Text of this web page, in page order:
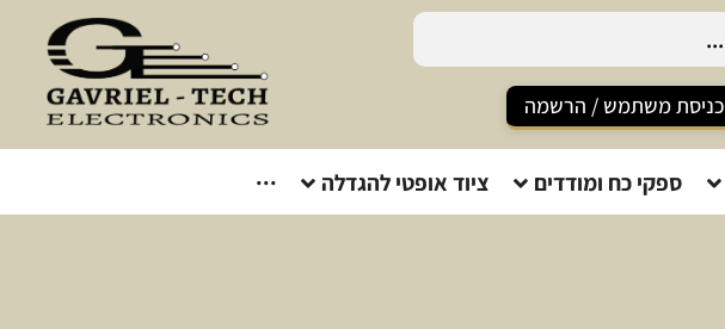
כניסת משתמש / הרשמה
ספקי כח ומודדים ציוד אופטי להגדלה ···